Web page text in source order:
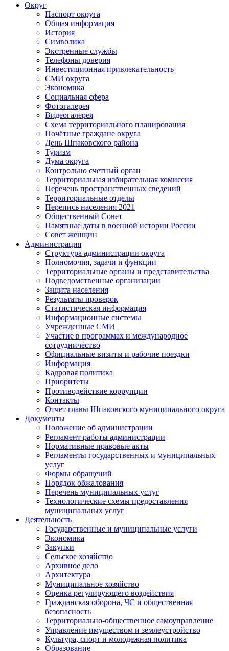
Округ
Паспорт округа
Общая информация
История
Символика
Экстренные службы
Телефоны доверия
Инвестиционная привлекательность
СМИ округа
Экономика
Социальная сфера
Фотогалерея
Видеогалерея
Схема территориального планирования
Почётные граждане округа
День Шпаковского района
Туризм
Дума округа
Контрольно счетный орган
Территориальная избирательная комиссия
Перечень пространственных сведений
Территориальные отделы
Перепись населения 2021
Общественный Совет
Памятные даты в военной истории России
Совет женщин
Администрация
Структура администрации округа
Полномочия, задачи и функции
Территориальные органы и представительства
Подведомственные организации
Защита населения
Результаты проверок
Статистическая информация
Информационные системы
Учрежденные СМИ
Участие в программах и международное
сотрудничество
Официальные визиты и рабочие поездки
Информация
Кадровая политика
Приоритеты
Противодействие коррупции
Контакты
Отчет главы Шпаковского муниципального округа
Документы
Положение об администрации
Регламент работы администрации
Нормативные правовые акты
Регламенты государственных и муниципальных
услуг
Формы обращений
Порядок обжалования
Перечень муниципальных услуг
Технологические схемы предоставления
муниципальных услуг
Деятельность
Государственные и муниципальные услуги
Экономика
Закупки
Сельское хозяйство
Архивное дело
Архитектура
Муниципальное хозяйство
Оценка регулирующего воздействия
Гражданская оборона, ЧС и общественная
безопасность
Территориально-общественное самоуправление
Управление имуществом и землеустройство
Культура, спорт и молодежная политика
Образование